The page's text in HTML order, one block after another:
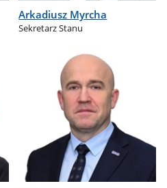
Arkadiusz Myrcha
Sekretarz Stanu